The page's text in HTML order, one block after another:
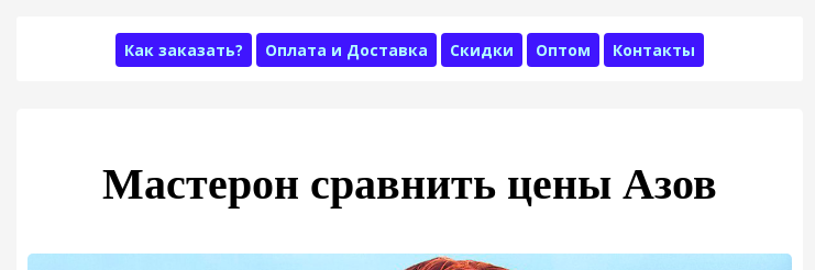
Как заказать? Оплата и Доставка Скидки Оптом Контакты
Мастерон сравнить цены Азов